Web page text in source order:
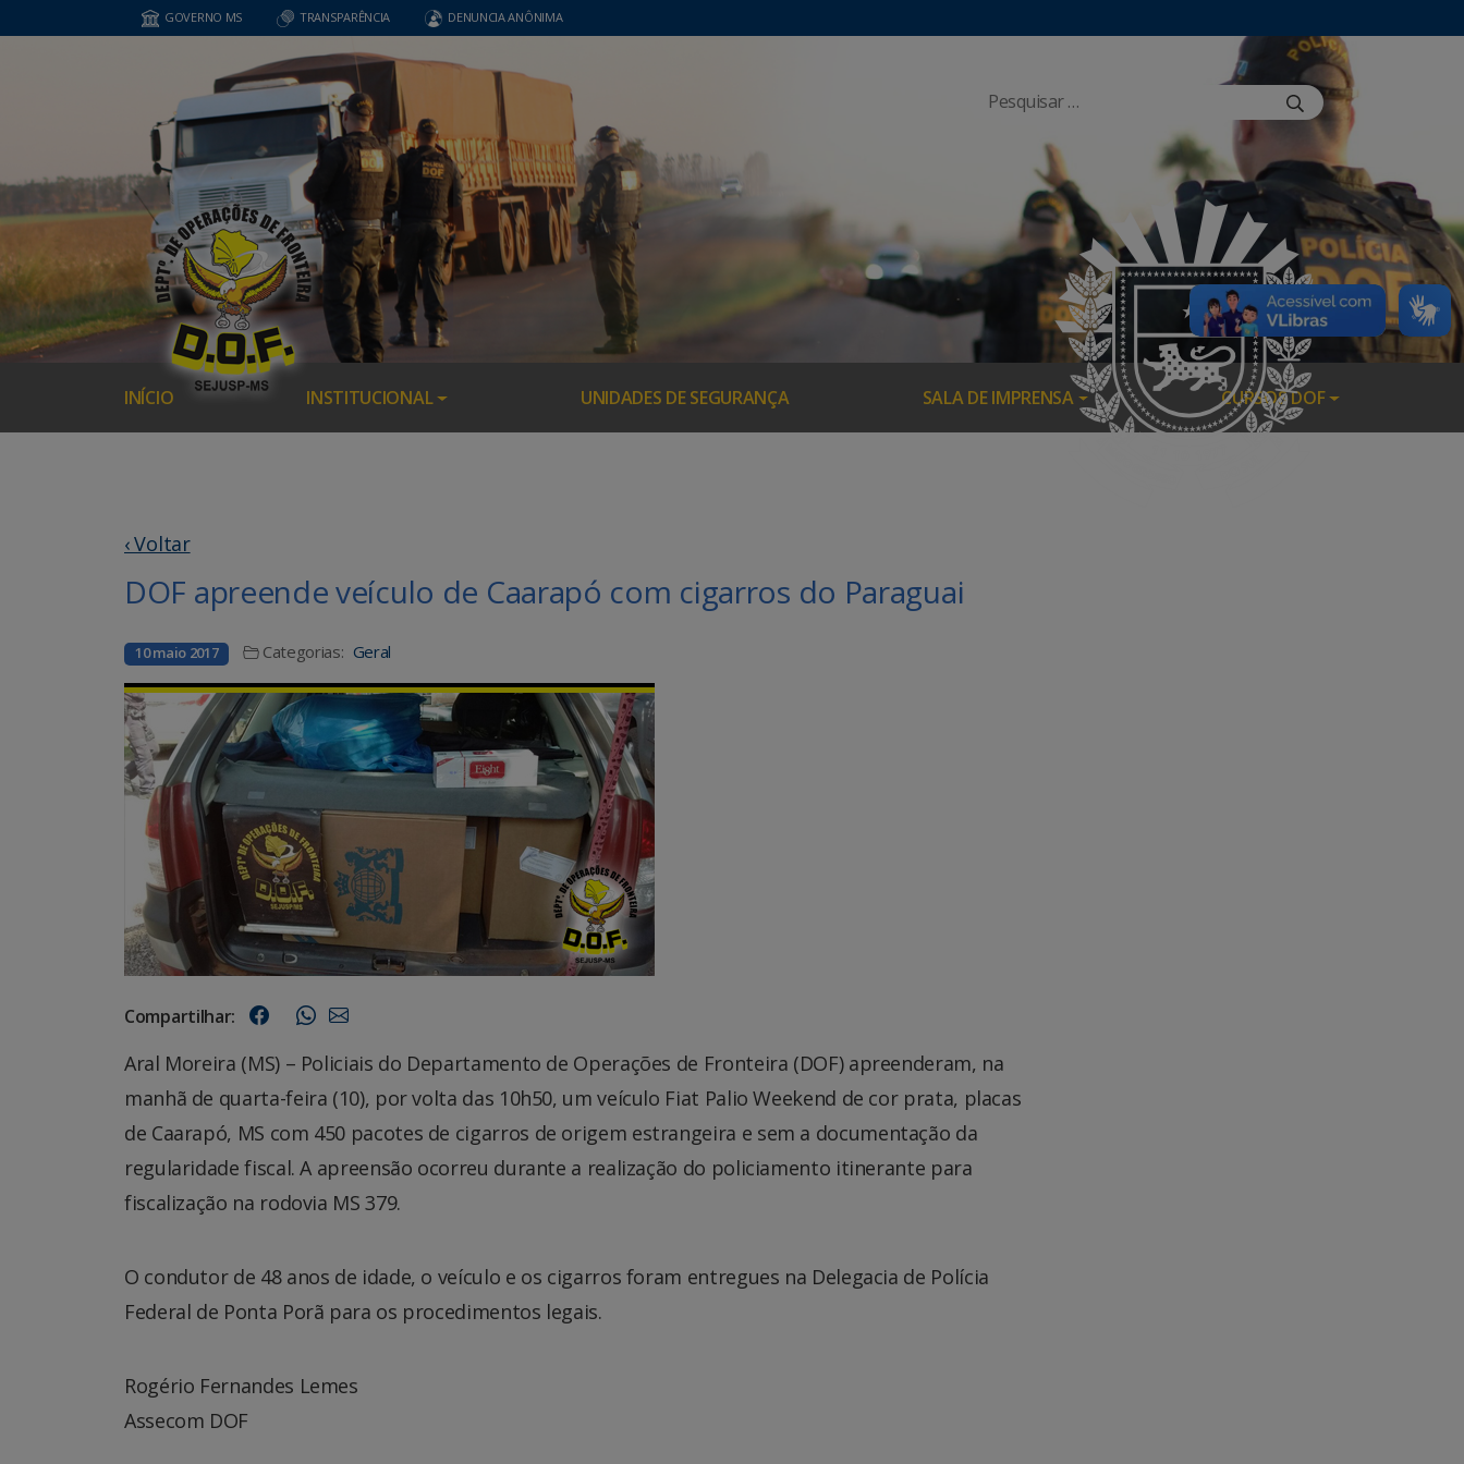
GOVERNO MS TRANSPARÊNCIA DENUNCIA ANÔNIMA
INÍCIO INSTITUCIONAL UNIDADES DE SEGURANÇA SALA DE IMPRENSA CURSOS DOF
‹ Voltar
DOF apreende veículo de Caarapó com cigarros do Paraguai
10 maio 2017 Categorias: Geral
Compartilhar:
Aral Moreira (MS) – Policiais do Departamento de Operações de Fronteira (DOF) apreenderam, na
manhã de quarta-feira (10), por volta das 10h50, um veículo Fiat Palio Weekend de cor prata, placas
de Caarapó, MS com 450 pacotes de cigarros de origem estrangeira e sem a documentação da
regularidade fiscal. A apreensão ocorreu durante a realização do policiamento itinerante para
fiscalização na rodovia MS 379.
O condutor de 48 anos de idade, o veículo e os cigarros foram entregues na Delegacia de Polícia
Federal de Ponta Porã para os procedimentos legais.
Rogério Fernandes Lemes
Assecom DOF